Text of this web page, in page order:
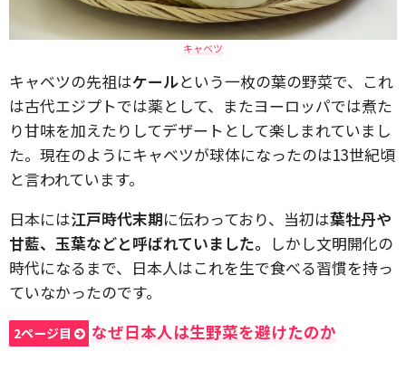
キャベツ
キャベツの先祖はケールという一枚の葉の野菜で、これ
は古代エジプトでは薬として、またヨーロッパでは煮た
り甘味を加えたりしてデザートとして楽しまれていまし
た。現在のようにキャベツが球体になったのは13世紀頃
と言われています。
日本には江戸時代末期に伝わっており、当初は葉牡丹や
甘藍、玉葉などと呼ばれていました。 しかし文明開化の
時代になるまで、日本人はこれを生で食べる習慣を持っ
ていなかったのです。
2ページ目 なぜ日本人は生野菜を避けたのか